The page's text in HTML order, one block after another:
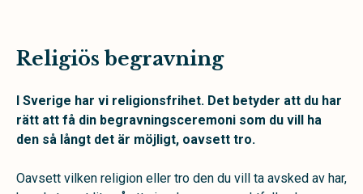
Religiös begravning
I Sverige har vi religionsfrihet. Det betyder att du har
rätt att få din begravningsceremoni som du vill ha
den så långt det är möjligt, oavsett tro.
Oavsett vilken religion eller tro den du vill ta avsked av har,